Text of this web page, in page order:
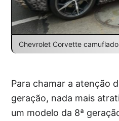
Chevrolet Corvette
Para chamar a atenção
geração, nada mais
um modelo da 8ª